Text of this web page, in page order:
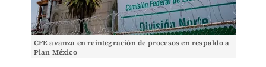
CFE avanza en reintegración de procesos en respaldo a
Plan México